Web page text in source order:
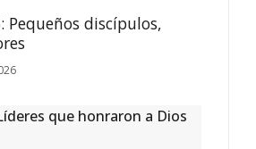
Pequeños discípulos,